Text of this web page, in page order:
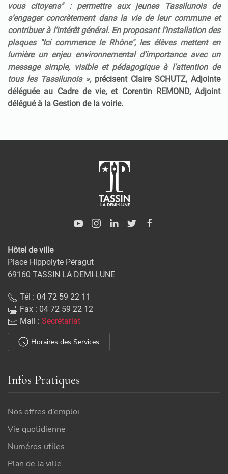
vous citoyens" : permettre aux jeunes Tassilunois de
s’engager concrètement dans la vie de leur commune et
contribuer à l’intérêt général. En proposant l’installation des
plaques "Ici commence le Rhône", les élèves mettent en
lumière un enjeu environnemental d’importance avec un
message simple, visible et pédagogique à l’attention de
tous les Tassilunois », précisent Claire SCHUTZ, Adjointe
déléguée au Cadre de vie, et Corentin REMOND, Adjoint
délégué à la Gestion de la voirie.
Hôtel de ville
Place Hippolyte Péragut
69160 TASSIN LA DEMI-LUNE
Tél : 04 72 59 22 11
Fax : 04 72 59 22 12
Mail : Secrétariat
Horaires des Services
Infos Pratiques
Nos offres d’emploi
Vie quotidienne
Numéros utiles
Plan de la ville